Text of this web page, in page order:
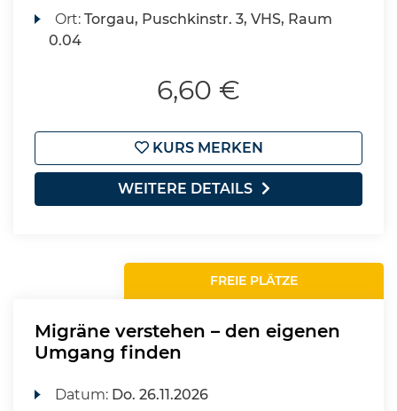
Ort:Torgau, Puschkinstr. 3, VHS, Raum
0.04
6,60 €
KURS MERKEN
WEITERE DETAILS
FREIE PLÄTZE
Migräne verstehen – den eigenen
Umgang finden
Datum: Do. 26.11.2026